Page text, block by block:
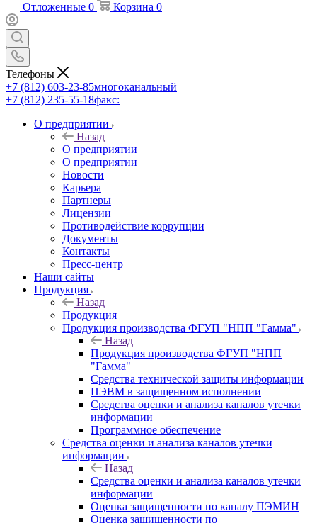
Отложенные 0 Корзина 0
Телефоны
+7 (812) 603-23-85многоканальный
+7 (812) 235-55-18факс:
О предприятии
Назад
О предприятии
О предприятии
Новости
Карьера
Партнеры
Лицензии
Противодействие коррупции
Документы
Контакты
Пресс-центр
Наши сайты
Продукция
Назад
Продукция
Продукция производства ФГУП "НПП "Гамма"
Назад
Продукция производства ФГУП "НПП
"Гамма"
Средства технической защиты информации
ПЭВМ в защищенном исполнении
Средства оценки и анализа каналов утечки
информации
Программное обеспечение
Средства оценки и анализа каналов утечки
информации
Назад
Средства оценки и анализа каналов утечки
информации
Оценка защищенности по каналу ПЭМИН
Оценка защищенности по